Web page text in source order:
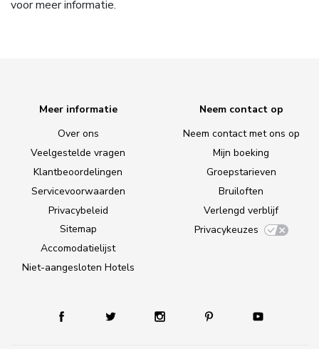
voor meer informatie.
Meer informatie
Over ons
Veelgestelde vragen
Klantbeoordelingen
Servicevoorwaarden
Privacybeleid
Sitemap
Accomodatielijst
Niet-aangesloten Hotels
Neem contact op
Neem contact met ons op
Mijn boeking
Groepstarieven
Bruiloften
Verlengd verblijf
Privacykeuzes